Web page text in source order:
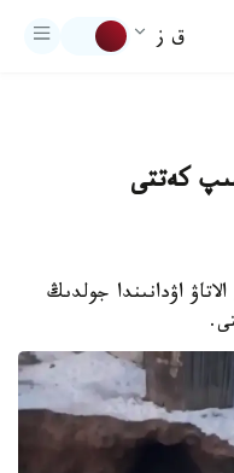
ق ز
كەتتى
اۋدانىندا جولدىڭ